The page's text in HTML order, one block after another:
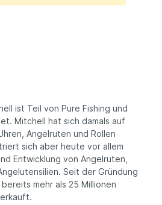
ist Teil von Pure Fishing und
Mitchell hat sich damals auf
Angelruten und Rollen
sich aber heute vor allem
Entwicklung von Angelruten,
Seit der Gründung
mehr als 25 Millionen